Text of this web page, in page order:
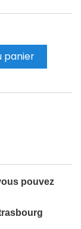
panier
pouvez